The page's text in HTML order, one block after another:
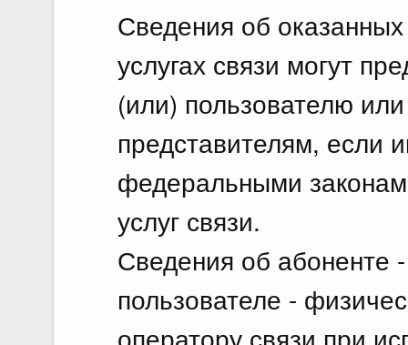
Сведения об
услугах связи могут
(или) пользователю
представителям, если
федеральными
услуг связи.
Сведения об абоненте
пользователе -
оператору связи при